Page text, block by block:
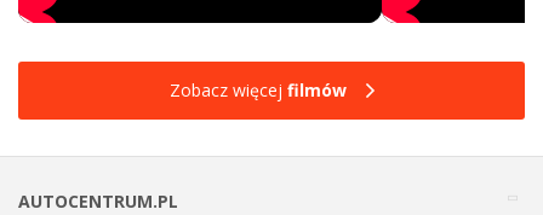
Zobacz więcej filmów
AUTOCENTRUM.PL